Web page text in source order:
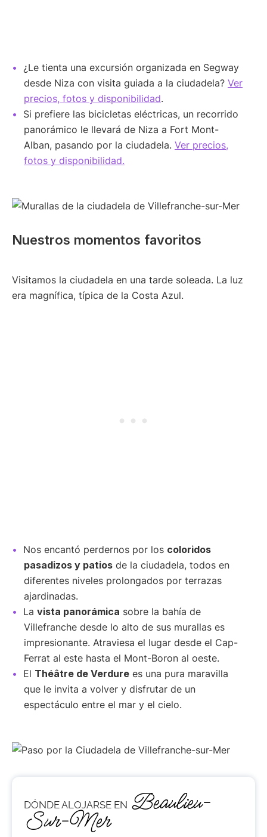
¿Le tienta una excursión organizada en Segway
desde Niza con visita guiada a la ciudadela? Ver
precios, fotos y disponibilidad.
Si prefiere las bicicletas eléctricas, un recorrido
panorámico le llevará de Niza a Fort Mont-
Alban, pasando por la ciudadela. Ver precios,
fotos y disponibilidad.
Nuestros momentos favoritos
Visitamos la ciudadela en una tarde soleada. La luz
era magnífica, típica de la Costa Azul.
Nos encantó perdernos por los coloridos
pasadizos y patios de la ciudadela, todos en
diferentes niveles prolongados por terrazas
ajardinadas.
La vista panorámica sobre la bahía de
Villefranche desde lo alto de sus murallas es
impresionante. Atraviesa el lugar desde el Cap-
Ferrat al este hasta el Mont-Boron al oeste.
El Théâtre de Verdure es una pura maravilla
que le invita a volver y disfrutar de un
espectáculo entre el mar y el cielo.
DÓNDE ALOJARSE EN Beaulieu-
Sur-Mer